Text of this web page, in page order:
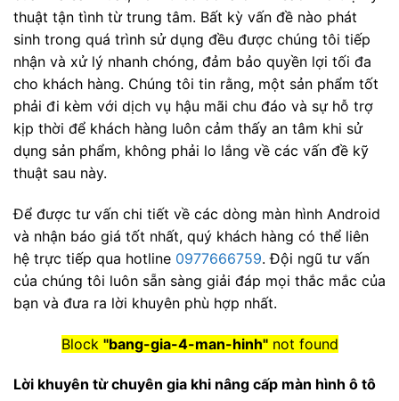
thuật tận tình từ trung tâm. Bất kỳ vấn đề nào phát
sinh trong quá trình sử dụng đều được chúng tôi tiếp
nhận và xử lý nhanh chóng, đảm bảo quyền lợi tối đa
cho khách hàng. Chúng tôi tin rằng, một sản phẩm tốt
phải đi kèm với dịch vụ hậu mãi chu đáo và sự hỗ trợ
kịp thời để khách hàng luôn cảm thấy an tâm khi sử
dụng sản phẩm, không phải lo lắng về các vấn đề kỹ
thuật sau này.
Để được tư vấn chi tiết về các dòng màn hình Android
và nhận báo giá tốt nhất, quý khách hàng có thể liên
hệ trực tiếp qua hotline 0977666759. Đội ngũ tư vấn
của chúng tôi luôn sẵn sàng giải đáp mọi thắc mắc của
bạn và đưa ra lời khuyên phù hợp nhất.
Block "bang-gia-4-man-hinh"not found
Lời khuyên từ chuyên gia khi nâng cấp màn hình ô tô